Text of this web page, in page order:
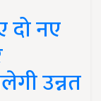
दो नए
उन्नत